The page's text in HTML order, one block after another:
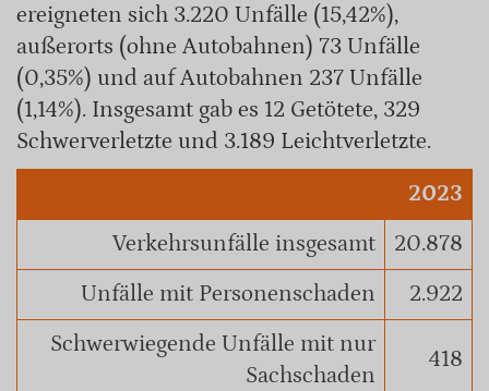
ereigneten sich 3.220 Unfälle (15,42%),
außerorts (ohne Autobahnen) 73 Unfälle
(0,35%) und auf Autobahnen 237 Unfälle
(1,14%). Insgesamt gab es 12 Getötete, 329
Schwerverletzte und 3.189 Leichtverletzte.
2023
Verkehrsunfälle insgesamt
20.878
Unfälle mit Personenschaden
2.922
Schwerwiegende Unfälle mit nur
Sachschaden
418